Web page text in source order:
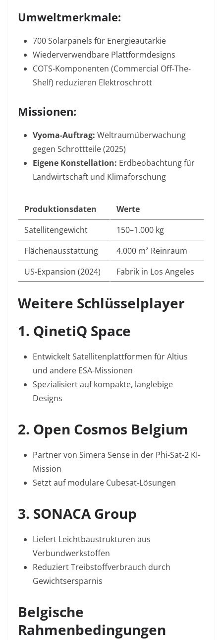
Umweltmerkmale:
700 Solarpanels für Energieautarkie
Wiederverwendbare Plattformdesigns
COTS-Komponenten (Commercial Off-The-
Shelf) reduzieren Elektroschrott
Missionen:
Vyoma-Auftrag: Weltraumüberwachung
gegen Schrottteile (2025)
Eigene Konstellation: Erdbeobachtung für
Landwirtschaft und Klimaforschung
Produktionsdaten
Werte
Satellitengewicht
150–1.000 kg
Flächenausstattung
4.000 m² Reinraum
US-Expansion (2024)
Fabrik in Los Angeles
Weitere Schlüsselplayer
1. QinetiQ Space
Entwickelt Satellitenplattformen für Altius
und andere ESA-Missionen
Spezialisiert auf kompakte, langlebige
Designs
2. Open Cosmos Belgium
Partner von Simera Sense in der Phi-Sat-2 KI-
Mission
Setzt auf modulare Cubesat-Lösungen
3. SONACA Group
Liefert Leichtbaustrukturen aus
Verbundwerkstoffen
Reduziert Treibstoffverbrauch durch
Gewichtsersparnis
Belgische
Rahmenbedingungen